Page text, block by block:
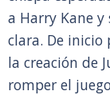
a Harry Kane
clara. De
la creación de
romper el